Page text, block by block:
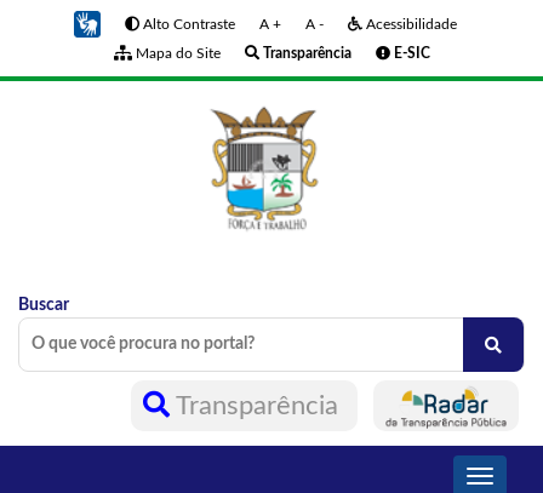
Alto Contraste A + A -
Acessibilidade
Mapa do Site
Transparência E-SIC
Buscar
Transparência
Toggle